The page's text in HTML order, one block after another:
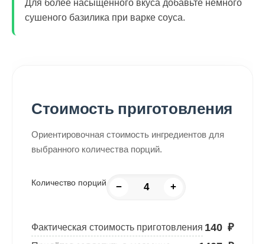
Для более насыщенного вкуса добавьте немного
сушеного базилика при варке соуса.
Стоимость приготовления
Ориентировочная стоимость ингредиентов для
выбранного количества порций.
Количество порций − +
Фактическая стоимость приготовления 140 ₽